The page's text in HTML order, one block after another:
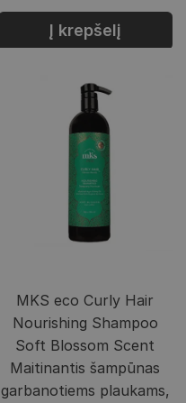
Į krepšelį
MKS eco Curly Hair
Nourishing Shampoo
Soft Blossom Scent
Maitinantis šampūnas
garbanotiems plaukams,